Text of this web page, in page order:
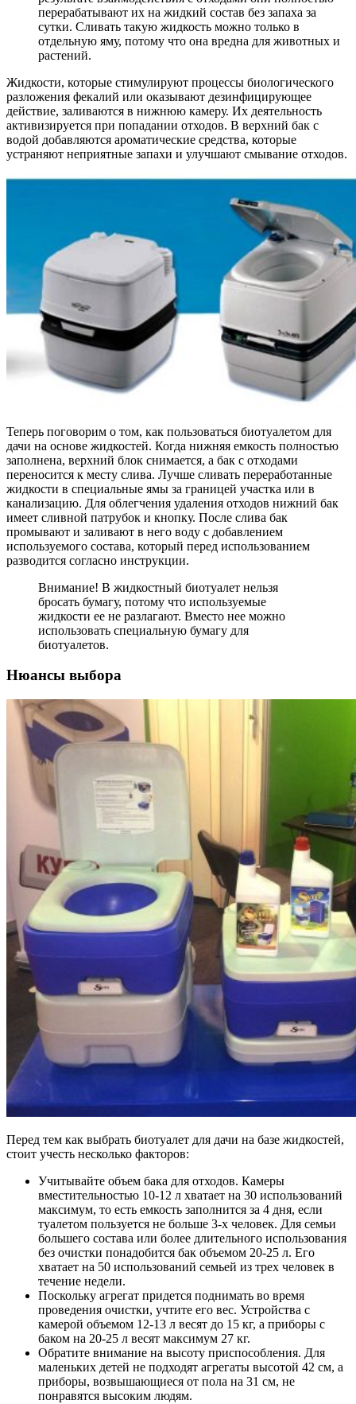
перерабатывают их на жидкий состав без запаха за
сутки. Сливать такую жидкость можно только в
отдельную яму, потому что она вредна для животных и
растений.
Жидкости, которые стимулируют процессы биологического
разложения фекалий или оказывают дезинфицирующее
действие, заливаются в нижнюю камеру. Их деятельность
активизируется при попадании отходов. В верхний бак с
водой добавляются ароматические средства, которые
устраняют неприятные запахи и улучшают смывание отходов.
Теперь поговорим о том, как пользоваться биотуалетом для
дачи на основе жидкостей. Когда нижняя емкость полностью
заполнена, верхний блок снимается, а бак с отходами
переносится к месту слива. Лучше сливать переработанные
жидкости в специальные ямы за границей участка или в
канализацию. Для облегчения удаления отходов нижний бак
имеет сливной патрубок и кнопку. После слива бак
промывают и заливают в него воду с добавлением
используемого состава, который перед использованием
разводится согласно инструкции.
Внимание! В жидкостный биотуалет нельзя
бросать бумагу, потому что используемые
жидкости ее не разлагают. Вместо нее можно
использовать специальную бумагу для
биотуалетов.
Нюансы выбора
Перед тем как выбрать биотуалет для дачи на базе жидкостей,
стоит учесть несколько факторов:
Учитывайте объем бака для отходов. Камеры
вместительностью 10-12 л хватает на 30 использований
максимум, то есть емкость заполнится за 4 дня, если
туалетом пользуется не больше 3-х человек. Для семьи
большего состава или более длительного использования
без очистки понадобится бак объемом 20-25 л. Его
хватает на 50 использований семьей из трех человек в
течение недели.
Поскольку агрегат придется поднимать во время
проведения очистки, учтите его вес. Устройства с
камерой объемом 12-13 л весят до 15 кг, а приборы с
баком на 20-25 л весят максимум 27 кг.
Обратите внимание на высоту приспособления. Для
маленьких детей не подходят агрегаты высотой 42 см, а
приборы, возвышающиеся от пола на 31 см, не
понравятся высоким людям.